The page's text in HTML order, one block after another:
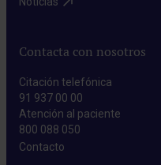
Contacta con nosotros
Citación telefónica
91 937 00 00
Atención al paciente
800 088 050
Contacto​